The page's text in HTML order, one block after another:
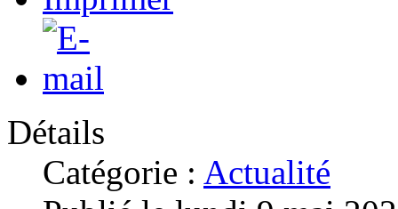
Détails
Catégorie : Actualité